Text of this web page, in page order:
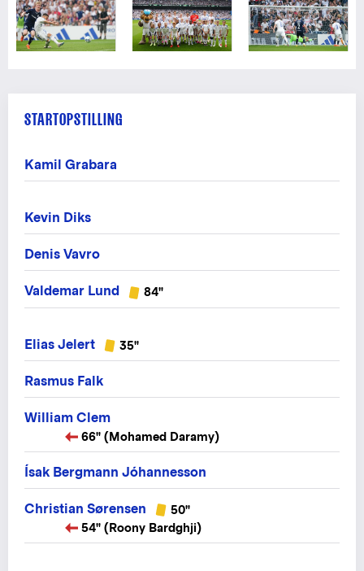
STARTOPSTILLING
Kamil Grabara
Kevin Diks
Denis Vavro
Valdemar Lund 84"
Elias Jelert 35"
Rasmus Falk
William Clem
66" (Mohamed Daramy)
Ísak Bergmann Jóhannesson
Christian Sørensen
50"
54" (Roony Bardghji)